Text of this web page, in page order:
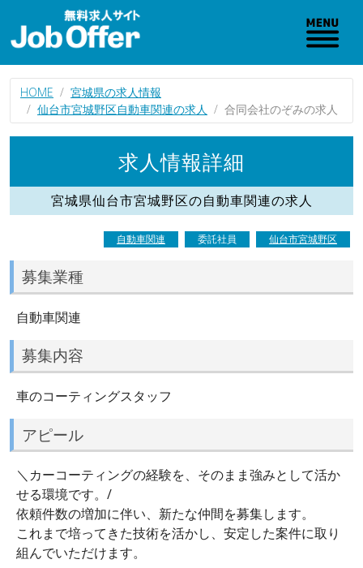
HOME
宮城県の求人情報
仙台市宮城野区自動車関連の求人
合同会社のぞみの求人
求人情報詳細
宮城県仙台市宮城野区の自動車関連の求人
自動車関連 委託社員 仙台市宮城野区
募集業種
自動車関連
募集内容
車のコーティングスタッフ
アピール
＼カーコーティングの経験を、そのまま強みとして活か
せる環境です。/
依頼件数の増加に伴い、新たな仲間を募集します。
これまで培ってきた技術を活かし、安定した案件に取り
組んでいただけます。